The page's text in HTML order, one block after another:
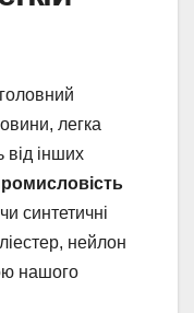
легка
від інших
синтетичні
нейлон
нашого